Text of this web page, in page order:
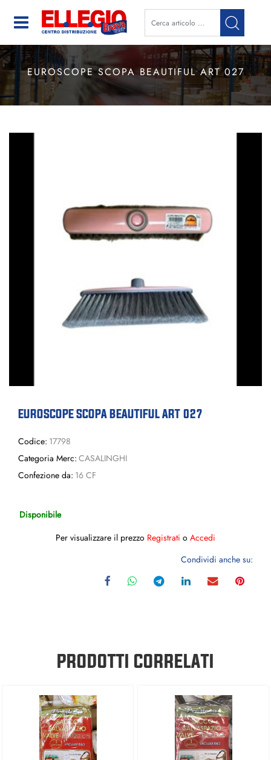
Open
EUROSCOPE SCOPA BEAUTIFUL ART 027
EUROSCOPE SCOPA BEAUTIFUL ART 027
Codice: 17798
Categoria Merc: CASALINGHI
Confezione da: 16 CF
Disponibile
Per visualizzare il prezzo Registrati o Accedi
Condividi anche su:
PRODOTTI CORRELATI